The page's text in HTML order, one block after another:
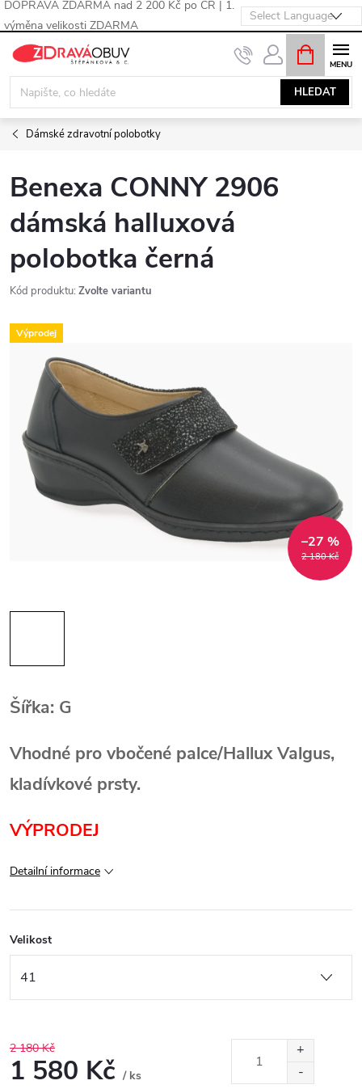
DOPRAVA ZDARMA nad 2 200 Kč po ČR | 1.
výměna velikosti ZDARMA
Přejít
obsah
HLEDAT
NÁKUPNÍ
KOŠÍK
Dámské zdravotní polobotky
Benexa CONNY 2906
dámská halluxová
polobotka černá
Kód produktu: Zvolte variantu
Výprodej
2 180 Kč
–27 %
Šířka: G
Vhodné pro vbočené palce/Hallux Valgus,
kladívkové prsty.
VÝPRODEJ
Detailní informace
Velikost
2 180 Kč
1 580 Kč / ks